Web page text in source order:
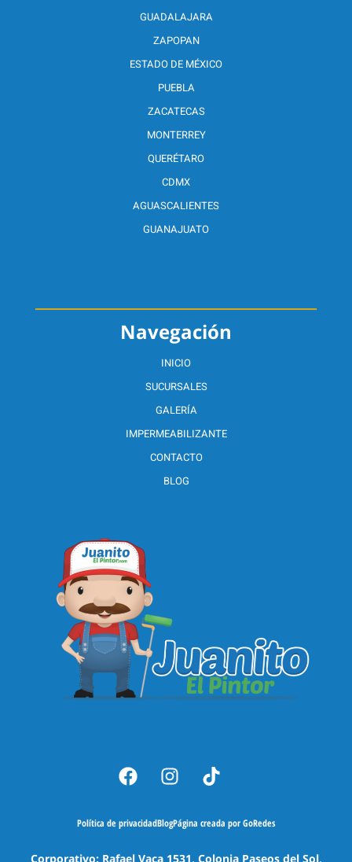
Navegación
INICIO
SUCURSALES
GALERÍA
IMPERMEABILIZANTE
CONTACTO
BLOG
GUADALAJARA
ZAPOPAN
ESTADO DE MÉXICO
PUEBLA
ZACATECAS
MONTERREY
QUERÉTARO
CDMX
AGUASCALIENTES
GUANAJUATO
Política de privacidadBlogPágina creada por GoRedes
Corporativo: Rafael Vaca 1531, Colonia Paseos del Sol,